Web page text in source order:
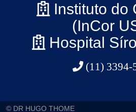
Instituto do
(InCor
Hospital
(11) 3394-
© DR HUGO THOME